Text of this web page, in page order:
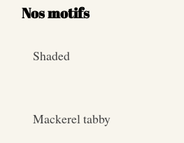
Nos motifs
Shaded
Mackerel tabby